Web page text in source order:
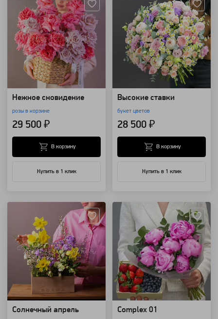
Нежное сновидение
розы в корзине
29 500 ₽
Купить в 1 клик
В корзину
Высокие ставки
букет цветов
28 500 ₽
Купить в 1 клик
В корзину
Солнечный апрель Complex 01